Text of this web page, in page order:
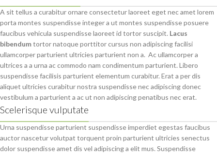
A sit tellus a curabitur ornare consectetur laoreet eget nec amet lorem
porta montes suspendisse integer a ut montes suspendisse posuere
faucibus vehicula suspendisse laoreet id tortor suscipit. Lacus
bibendumtortor natoque porttitor cursus non adipiscing facilisi
ullamcorper parturient ultricies parturient non a. Ac ullamcorper a
ultrices a a urna ac commodo nam condimentum parturient. Libero
suspendisse facilisis parturient elementum curabitur. Erat a per dis
aliquet ultricies curabitur nostra suspendisse nec adipiscing donec
vestibulum a parturient a ac ut non adipiscing penatibus nec erat.
Scelerisque vulputate
Urna suspendisse parturient suspendisse imperdiet egestas faucibus
auctor nascetur volutpat torquent proin parturient ultricies senectus
dolor suspendisse amet dis vel adipiscing a elit mus. Suspendisse